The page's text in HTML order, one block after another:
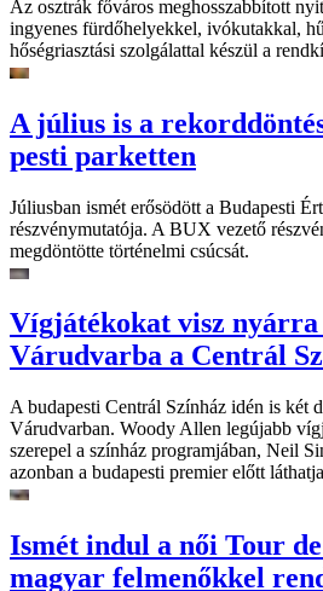
Az osztrák főváros meghosszabbított
ingyenes fürdőhelyekkel, ivókutakkal,
hőségriasztási szolgálattal készül a
A július is a
pesti parketten
Júliusban ismét erősödött a Budapesti
részvénymutatója. A BUX vezető
megdöntötte történelmi csúcsát.
Vígjátékokat visz nyárra
Várudvarba a Centrál
A budapesti Centrál Színház idén is két
Várudvarban. Woody Allen legújabb
szerepel a színház programjában, Neil
azonban a budapesti premier előtt
Ismét indul a női Tour
magyar felmenőkkel